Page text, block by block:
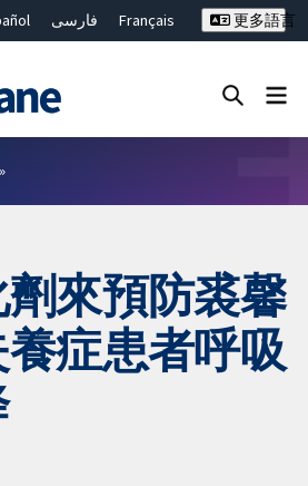
فارسی
Français
更多語言
來預防裘馨
症患者呼吸